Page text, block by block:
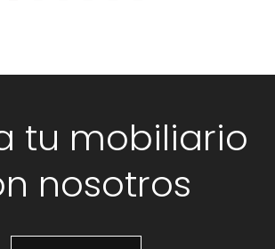
tu mobiliario
nosotros